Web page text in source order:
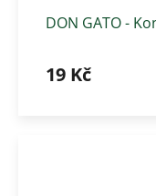
DON GATO -
19 Kč